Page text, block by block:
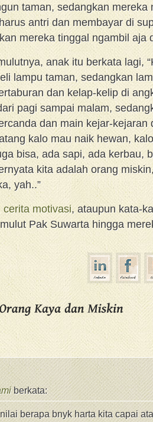
taman, sedangkan mereka
antri dan membayar di
mereka tinggal ngambil aja
anak itu berkata lagi,
lampu taman, sedangkan
dan kelap-kelip di
pagi sampai malam,
dan main kejar-kejaran
kalo mau naik hewan,
bisa, ada sapi, ada kerbau,
kita adalah orang
yah..”
cerita motivasi, ataupun kata-
Pak Suwarta hingga
berkata:
berapa bnyk harta kita capai